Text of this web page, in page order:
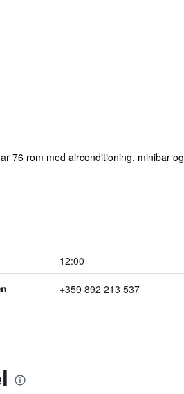
76 rom med airconditioning, minibar og
12:00
+359 892 213 537